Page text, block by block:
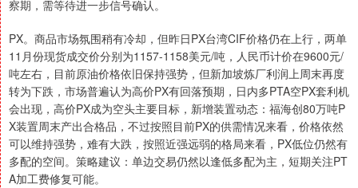
察期，需等待进一步信号确认。
PX。商品市场氛围稍有冷却，但昨日PX台湾CIF价格仍在上行，两单
11月份现货成交价分别为1157-1158美元/吨，人民币计价在9600元/
吨左右，目前原油价格依旧保持强势，但新加坡炼厂利润上周末再度
转为下跌，市场普遍认为高价PX有回落预期，日内多PTA空PX套利机
会出现，高价PX成为空头主要目标，新增装置动态：福海创80万吨P
X装置周末产出合格品，不过按照目前PX的供需情况来看，价格依然
可以维持强势，难有大跌，按照近强远弱的格局来看，PX低位仍然有
多配的空间。策略建议：单边交易仍然以逢低多配为主，短期关注PT
A加工费修复可能。